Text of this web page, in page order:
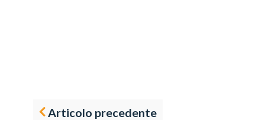
Articolo precedente